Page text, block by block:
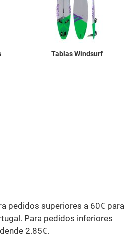
Tablas Windsurf
pedidos superiores a 60€ para
Para pedidos inferiores
2.85€.